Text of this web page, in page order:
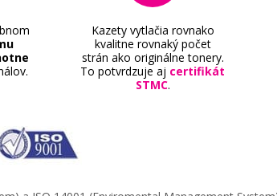
Kazety vytlačia rovnako
kvalitne rovnaký počet
strán ako originálne tonery.
To potvrdzuje aj certifikát
STMC.